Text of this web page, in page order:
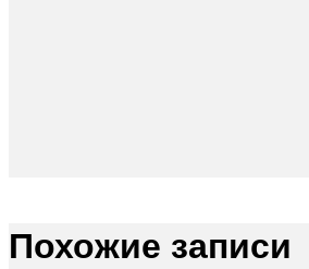
Похожие записи